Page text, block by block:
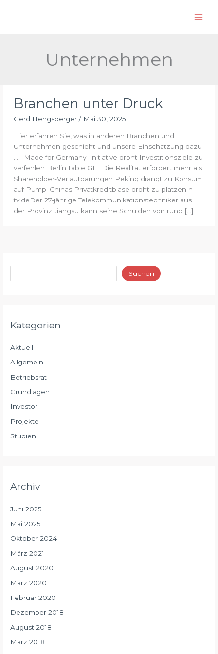
Unternehmen
Branchen unter Druck
Gerd Hengsberger / Mai 30, 2025
Hier erfahren Sie, was in anderen Branchen und
Unternehmen geschieht und unsere Einschätzung dazu
… Made for Germany: Initiative droht Investitionsziele zu
verfehlen Berlin.Table GH; Die Realität erfordert mehr als
Shareholder-Verlautbarungen Peking drängt zu Konsum
auf Pump: Chinas Privatkreditblase droht zu platzen n-
tv.deDer 27-jährige Telekommunikationstechniker aus
der Provinz Jiangsu kann seine Schulden von rund […]
Suchen
Kategorien
Aktuell
Allgemein
Betriebsrat
Grundlagen
Investor
Projekte
Studien
Archiv
Juni 2025
Mai 2025
Oktober 2024
März 2021
August 2020
März 2020
Februar 2020
Dezember 2018
August 2018
März 2018